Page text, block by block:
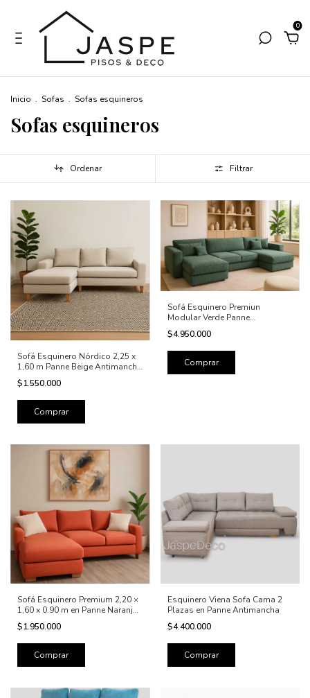
0
Inicio . Sofas . Sofas esquineros
Sofas esquineros
Ordenar Filtrar
Sofá Esquinero Nórdico 2,25 x
1,60 m Panne Beige Antimancha
con Chaise Longue
$1.550.000
Sofá Esquinero Premiun
Modular Verde Panne
Antimanchas 3,20 mt x 2.20 mt
$4.950.000
Sofá Esquinero Premium 2,20 ×
1,60 x 0.90 m en Panne Naranja
– Confort y Garantía de por Vida
$1.950.000
Esquinero Viena Sofa Cama 2
Plazas en Panne Antimancha
$4.400.000